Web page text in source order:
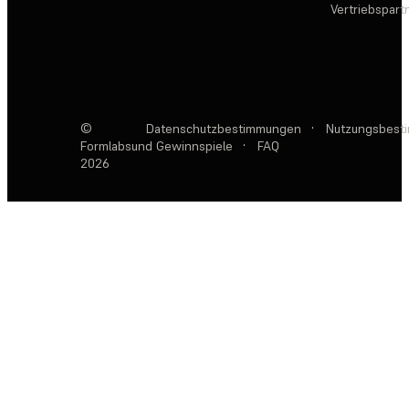
©
Formlabs
2026
Datenschutzbestimmungen ·
und Gewinnspiele
· FAQ